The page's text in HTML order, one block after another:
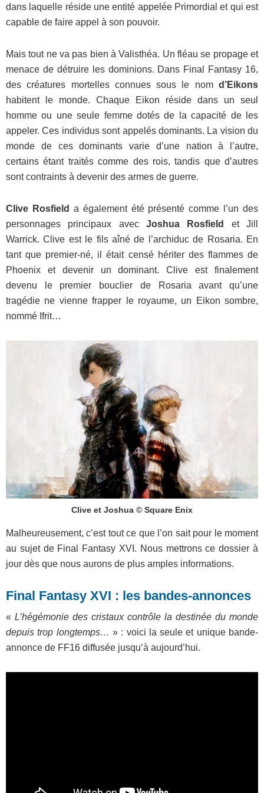
dans laquelle réside une entité appelée Primordial et qui est
capable de faire appel à son pouvoir.
Mais tout ne va pas bien à Valisthéa. Un fléau se propage et
menace de détruire les dominions. Dans Final Fantasy 16,
des créatures mortelles connues sous le nom d’Eikons
habitent le monde. Chaque Eikon réside dans un seul
homme ou une seule femme dotés de la capacité de les
appeler. Ces individus sont appelés dominants. La vision du
monde de ces dominants varie d’une nation à l’autre,
certains étant traités comme des rois, tandis que d’autres
sont contraints à devenir des armes de guerre.
Clive Rosfield a également été présenté comme l’un des
personnages principaux avecJoshua Rosfield
et Jill
Warrick. Clive est le fils aîné de l’archiduc de Rosaria. En
tant que premier-né, il était censé hériter des flammes de
Phoenix et devenir un dominant. Clive est finalement
devenu le premier bouclier de Rosaria avant qu’une
tragédie ne vienne frapper le royaume, un Eikon sombre,
nommé Ifrit…
Clive et Joshua © Square Enix
Malheureusement, c’est tout ce que l’on sait pour le moment
au sujet de Final Fantasy XVI. Nous mettrons ce dossier à
jour dès que nous aurons de plus amples informations.
Final Fantasy XVI : les bandes-annonces
« L’hégémonie des cristaux contrôle la destinée du monde
depuis trop longtemps… » : voici la seule et unique bande-
annonce de FF16 diffusée jusqu’à aujourd’hui.